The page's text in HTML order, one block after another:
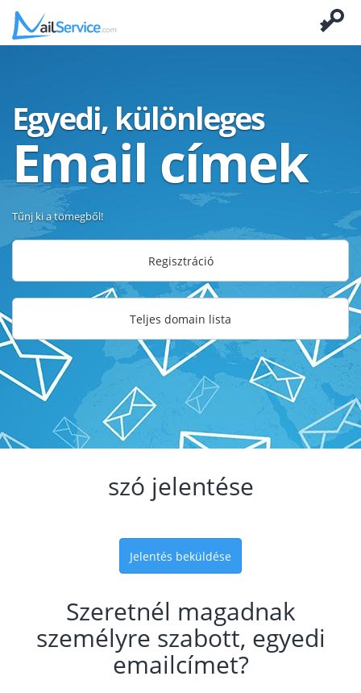
Egyedi, különleges
Email címek
Tűnj ki a tömegből!
Regisztráció
Teljes domain lista
szó jelentése
Jelentés beküldése
Szeretnél magadnak
személyre szabott, egyedi
emailcímet?